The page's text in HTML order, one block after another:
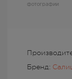
Бренд:
фотографии